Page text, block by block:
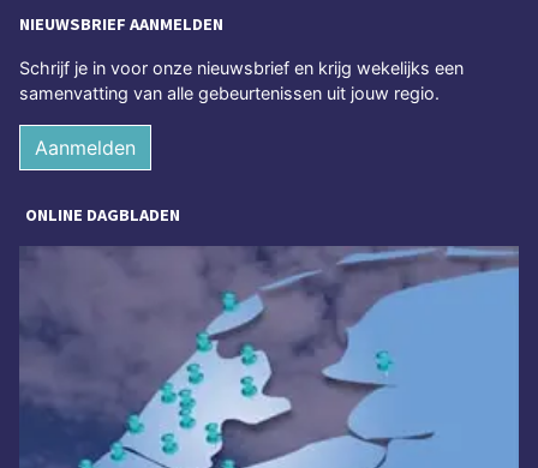
NIEUWSBRIEF AANMELDEN
Schrijf je in voor onze nieuwsbrief en krijg wekelijks een
samenvatting van alle gebeurtenissen uit jouw regio.
Aanmelden
ONLINE DAGBLADEN